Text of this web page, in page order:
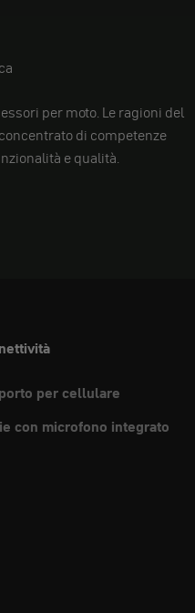
per moto. Le ragioni del
di competenze
e qualità.
per cellulare
con microfono integrato